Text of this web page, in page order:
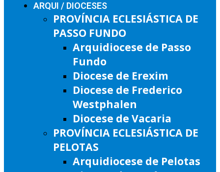
ARQUI / DIOCESES
PROVÍNCIA ECLESIÁSTICA DE
PASSO FUNDO
Arquidiocese de Passo
Fundo
Diocese de Erexim
Diocese de Frederico
Westphalen
Diocese de Vacaria
PROVÍNCIA ECLESIÁSTICA DE
PELOTAS
Arquidiocese de Pelotas